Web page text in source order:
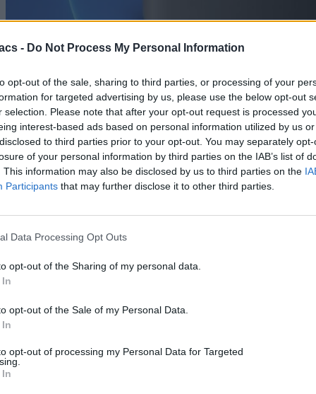
- Do Not Process My Personal Information
opt-out of the sale, sharing to third parties, or processing of your
for targeted advertising by us, please use the below opt-out
selection. Please note that after your opt-out request is processed
interest-based ads based on personal information utilized by us
to third parties prior to your opt-out. You may separately
of your personal information by third parties on the IAB’s list of
This information may also be disclosed by us to third parties on the
Participants that may further disclose it to other third parties.
Data Processing Opt Outs
opt-out of the Sharing of my personal data.
opt-out of the Sale of my Personal Data.
opt-out of processing my Personal Data for Targeted
Android
Η εφαρμογή για Wi-Fi που πρέπει να έχουμε στο
κινητό μας
07/08/2026